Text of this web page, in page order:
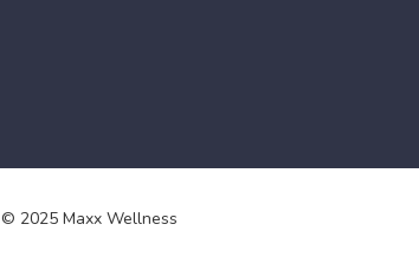
© 2025 Maxx Wellness